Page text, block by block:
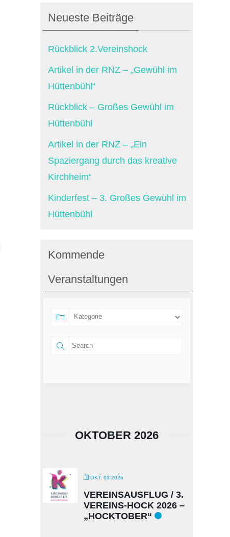
Neueste Beiträge
Rückblick 2.Vereinshock
Artikel in der RNZ – „Gewühl im
Hüttenbühl“
Rückblick – Großes Gewühl im
Hüttenbühl
Artikel in der RNZ – „Ein
Spaziergang durch das kreative
Kirchheim“
Kinderfest – 3. Großes Gewühl im
Hüttenbühl
Kommende
Veranstaltungen
OKTOBER 2026
OKT. 03 2026
VEREINSAUSFLUG / 3.
VEREINS-HOCK 2026 –
„HOCKTOBER“